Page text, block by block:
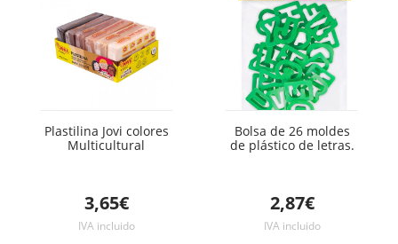
Plastilina Jovi colores
Multicultural
3,65€
IVA incluido
Bolsa de 26 moldes
de plástico de letras.
2,87€
IVA incluido